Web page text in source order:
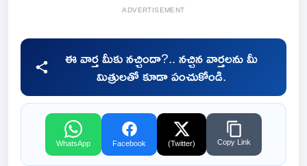
ADVERTISEMENT
ఈ వార్త మీకు నచ్చిందా?.. నచ్చిన వార్తలను మీ
మిత్రులతో కూడా పంచుకోండి.
WhatsApp Facebook (Twitter) Copy Link